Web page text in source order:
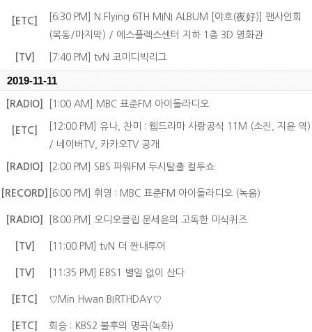
[ETC]
[6:30 PM] N.Flying 6TH MINI ALBUM [야호(夜好)] 팬사인회
(목동/마지막) / 에스플렉스센터 지하 1층 3D 영화관
[TV] [7:40 PM] tvN 코미디빅리그
2019-11-11
[RADIO] [1:00 AM] MBC 표준FM 아이돌라디오
[ETC]
[12:00 PM] 유나, 찬미 : 웹드라마 사랑공식 11M (소진, 지윤 역)
/ 네이버TV, 카카오TV 공개
[RADIO] [2:00 PM] SBS 파워FM 두시탈출 컬투쇼
[RECORD] [6:00 PM] 휘영 : MBC 표준FM 아이돌라디오 (녹음)
[RADIO] [8:00 PM] 오디오클립 문세윤의 고독한 미식퀴즈
[TV] [11:00 PM] tvN 더 짠내투어
[TV] [11:35 PM] EBS1 별일 없이 산다
[ETC] ♡Min Hwan BIRTHDAY♡
[ETC] 회승 : KBS2 불후의 명곡(녹화)